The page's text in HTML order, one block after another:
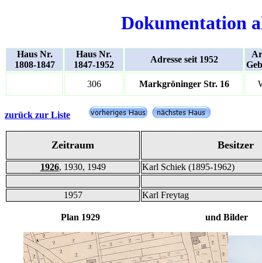
Dokumentation
Haus Nr.
1808-1847
Haus Nr.
1847-1952
Adresse seit 1952
306
Markgröninger Str. 16
zurück zur Liste
Zeitraum Besitzer
1926, 1930, 1949 Karl Schiek (1895-1962)
1957 Karl Freytag
Plan 1929 und Bilder